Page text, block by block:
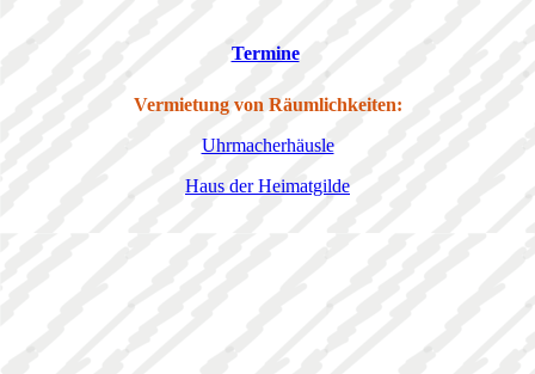
Termine
Vermietung von Räumlichkeiten:
Uhrmacherhäusle
Haus der Heimatgilde